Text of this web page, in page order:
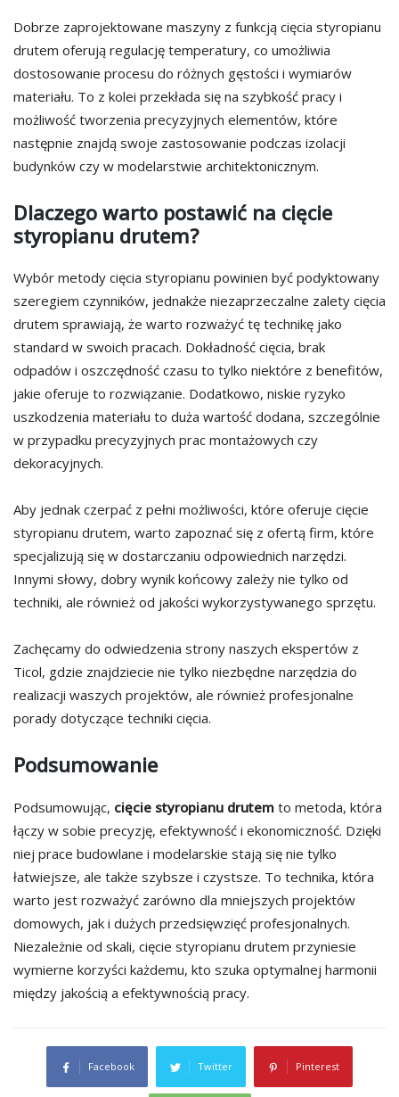
Dobrze zaprojektowane maszyny z funkcją cięcia styropianu
drutem oferują regulację temperatury, co umożliwia
dostosowanie procesu do różnych gęstości i wymiarów
materiału. To z kolei przekłada się na szybkość pracy i
możliwość tworzenia precyzyjnych elementów, które
następnie znajdą swoje zastosowanie podczas izolacji
budynków czy w modelarstwie architektonicznym.
Dlaczego warto postawić na cięcie
styropianu drutem?
Wybór metody cięcia styropianu powinien być podyktowany
szeregiem czynników, jednakże niezaprzeczalne zalety cięcia
drutem sprawiają, że warto rozważyć tę technikę jako
standard w swoich pracach. Dokładność cięcia, brak
odpadów i oszczędność czasu to tylko niektóre z benefitów,
jakie oferuje to rozwiązanie. Dodatkowo, niskie ryzyko
uszkodzenia materiału to duża wartość dodana, szczególnie
w przypadku precyzyjnych prac montażowych czy
dekoracyjnych.
Aby jednak czerpać z pełni możliwości, które oferuje cięcie
styropianu drutem, warto zapoznać się z ofertą firm, które
specjalizują się w dostarczaniu odpowiednich narzędzi.
Innymi słowy, dobry wynik końcowy zależy nie tylko od
techniki, ale również od jakości wykorzystywanego sprzętu.
Zachęcamy do odwiedzenia strony naszych ekspertów z
Ticol, gdzie znajdziecie nie tylko niezbędne narzędzia do
realizacji waszych projektów, ale również profesjonalne
porady dotyczące techniki cięcia.
Podsumowanie
Podsumowując, cięcie styropianu drutem to metoda, która
łączy w sobie precyzję, efektywność i ekonomiczność. Dzięki
niej prace budowlane i modelarskie stają się nie tylko
łatwiejsze, ale także szybsze i czystsze. To technika, która
warto jest rozważyć zarówno dla mniejszych projektów
domowych, jak i dużych przedsięwzięć profesjonalnych.
Niezależnie od skali, cięcie styropianu drutem przyniesie
wymierne korzyści każdemu, kto szuka optymalnej harmonii
między jakością a efektywnością pracy.
Facebook Twitter Pinterest